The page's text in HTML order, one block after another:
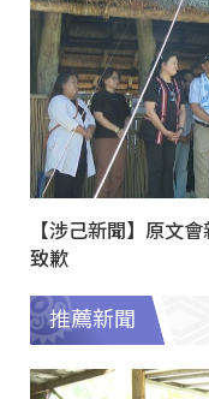
【涉己新聞】原文
致歉
推薦新聞